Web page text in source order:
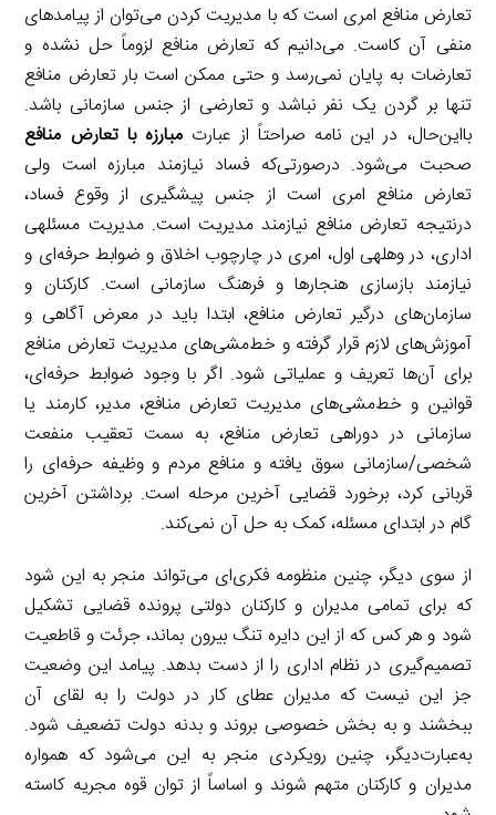
تعارض منافع امری است که با مدیریت کردن می‌توان از پیامدهای
منفی آن کاست. می‌دانیم که تعارض منافع لزوماً حل نشده و
تعارضات به پایان نمی‌رسد و حتی ممکن است بار تعارض منافع
تنها بر گردن یک نفر نباشد و تعارضی از جنس سازمانی باشد.
بااین‌حال، در این نامه صراحتاً از عبارت مبارزه با تعارض منافع
صحبت می‌شود. درصورتی‌که فساد نیازمند مبارزه است ولی
تعارض منافع امری است از جنس پیشگیری از وقوع فساد،
درنتیجه تعارض منافع نیازمند مدیریت است. مدیریت مسئلهی
اداری، در وهلهی اول، امری در چارچوب اخلاق و ضوابط حرفه‌ای و
نیازمند بازسازی هنجارها و فرهنگ سازمانی است. کارکنان و
سازمان‌های درگیر تعارض منافع، ابتدا باید در معرض آگاهی و
آموزش‌های لازم قرار گرفته و خط‌مشی‌های مدیریت تعارض منافع
برای آن‌ها تعریف و عملیاتی شود. اگر با وجود ضوابط حرفه‌ای،
قوانین و خط‌مشی‌های مدیریت تعارض منافع، مدیر، کارمند یا
سازمانی در دوراهی تعارض منافع، به سمت تعقیب منفعت
شخصی/سازمانی سوق یافته و منافع مردم و وظیفه حرفه‌ای را
قربانی کرد، برخورد قضایی آخرین مرحله است. برداشتن آخرین
گام در ابتدای مسئله، کمک به حل آن نمی‌کند.
از سوی دیگر، چنین منظومه فکری‌ای می‌تواند منجر به این شود
که برای تمامی مدیران و کارکنان دولتی پرونده قضایی تشکیل
شود و هر کس که از این دایره تنگ بیرون بماند، جرئت و قاطعیت
تصمیم‌گیری در نظام اداری را از دست بدهد. پیامد این وضعیت
جز این نیست که مدیران عطای کار در دولت را به لقای آن
ببخشند و به بخش خصوصی بروند و بدنه دولت تضعیف شود.
به‌عبارت‌دیگر، چنین رویکردی منجر به این می‌شود که همواره
مدیران و کارکنان متهم شوند و اساساً از توان قوه مجریه کاسته